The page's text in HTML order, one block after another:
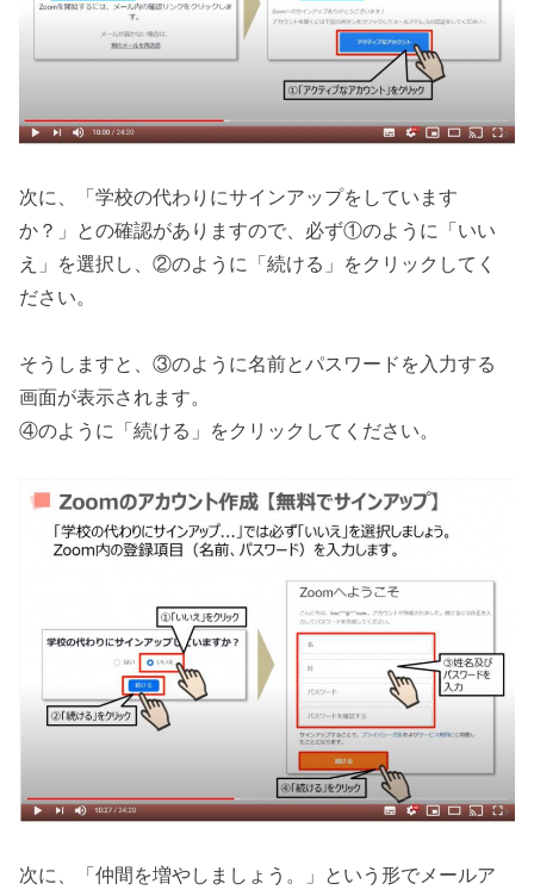
次に、「学校の代わりにサインアップをしています
か？」との確認がありますので、必ず①のように「いい
え」を選択し、②のように「続ける」をクリックしてく
ださい。
そうしますと、③のように名前とパスワードを入力する
画面が表示されます。
④のように「続ける」をクリックしてください。
次に、「仲間を増やしましょう。」という形でメールア